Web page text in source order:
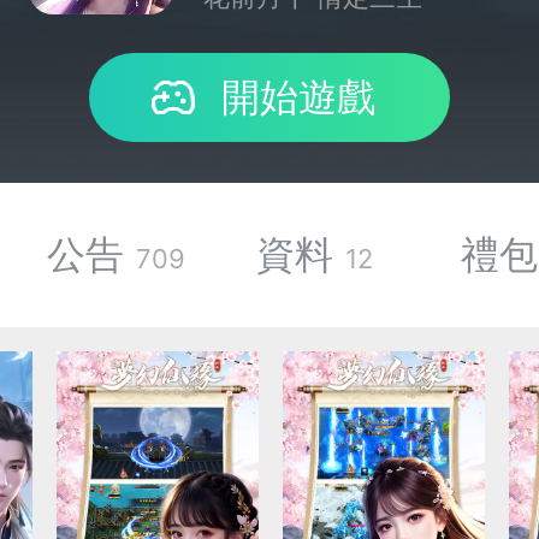
開始遊戲
公告 709 資料 12 禮包